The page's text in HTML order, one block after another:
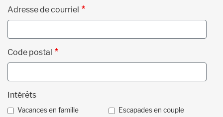
Adresse de courriel
Code postal
Intérêts
Vacances en famille
Escapades en couple